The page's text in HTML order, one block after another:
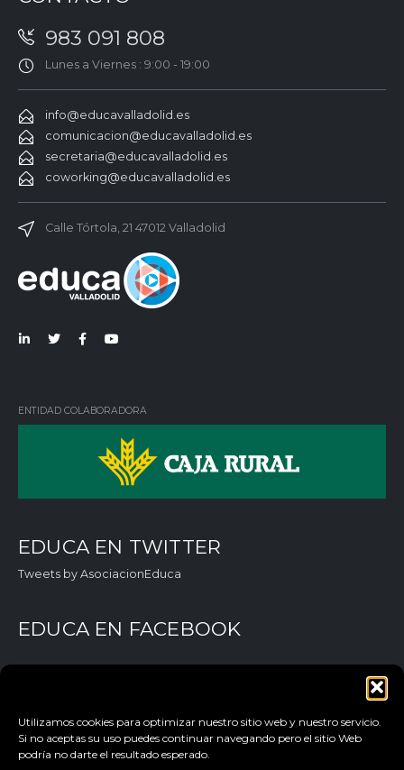
Utilizamos cookies para optimizar nuestro sitio web y nuestro servicio.
Si no aceptas su uso puedes continuar navegando pero el sitio Web
podría no darte el resultado esperado.
983 091 808
Lunes a Viernes : 9:00 - 19:00
info@educavalladolid.es
comunicacion@educavalladolid.es
secretaria@educavalladolid.es
coworking@educavalladolid.es
Calle Tórtola, 21 47012 Valladolid
ENTIDAD COLABORADORA
EDUCA EN TWITTER
Tweets by AsociacionEduca
EDUCA EN FACEBOOK